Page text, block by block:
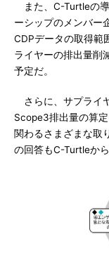
また、C-Turtleの
ーシップのメンバー
CDPデータの取得範
ライヤーの排出量削
予定だ。
さらに、サプライ
Scope3排出量の算
関わるさまざまな取
の回答もC-Turtleか